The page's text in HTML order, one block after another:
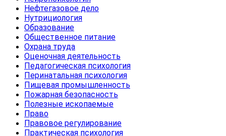
Нефтегазовое дело
Нутрициология
Образование
Общественное питание
Охрана труда
Оценочная деятельность
Педагогическая психология
Перинатальная психология
Пищевая промышленность
Пожарная безопасность
Полезные ископаемые
Право
Правовое регулирование
Практическая психология